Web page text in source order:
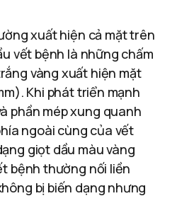
xuất hiện cả mặt trên
vết bệnh là những chấm
vàng xuất hiện mặt
Khi phát triển mạnh
phần mép xung quanh
ngoài cùng của vết
giọt dầu màu vàng
bệnh thường nối liền
bị biến dạng nhưng